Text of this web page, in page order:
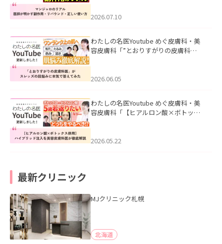
た。
2026.07.10
わたしの名医Youtube めぐ皮膚科・美
容皮膚科「”とおりすがりの皮膚科
2026.06.05
わたしの名医Youtube めぐ皮膚科・美
容皮膚科「【ヒアルロン酸×ボトック
た。
2026.05.22
最新クリニック
MJクリニック札幌
北海道